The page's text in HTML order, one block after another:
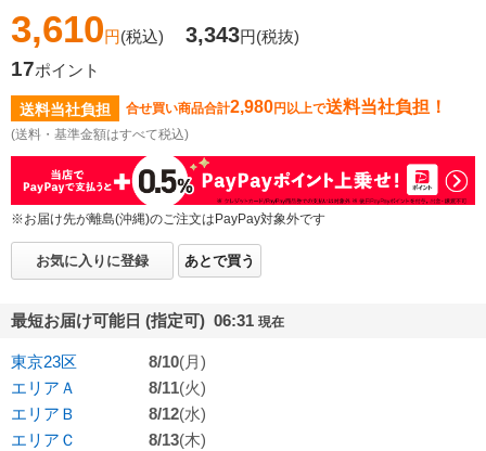
3,610円(税込) 3,343円(税抜)
17ポイント
送料当社負担 合せ買い商品合計2,980円以上で送料当社負担！
(送料・基準金額はすべて税込)
※お届け先が離島(沖縄)のご注文はPayPay対象外です
お気に入りに登録 あとで買う
最短お届け可能日 (指定可) 06:31 現在
東京23区 8/10(月)
エリアＡ
8/11(火)
エリアＢ
8/12(水)
エリアＣ
8/13(木)